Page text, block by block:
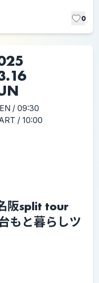
0
/ 09:30
/ 10:00
阪split tour
もと暮らしツ